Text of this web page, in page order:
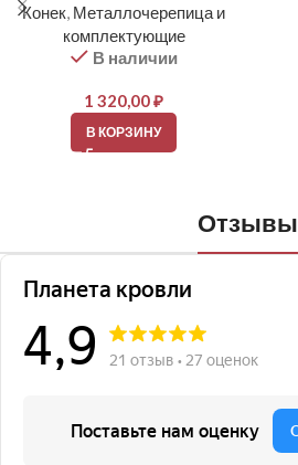
Конек, Металлочерепица и
комплектующие
В наличии
1 320,00₽
В КОРЗИНУ
Отзывы